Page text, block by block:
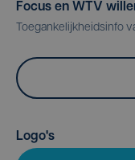
Focus en WTV
Toegankelijkheidsinfo
Logo's